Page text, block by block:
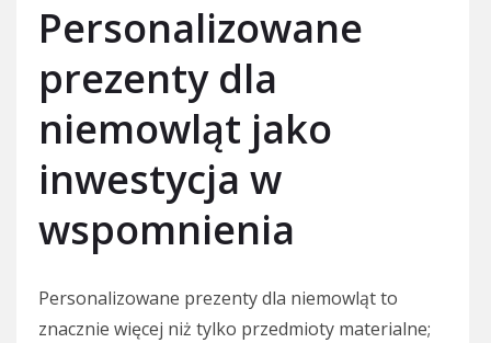
Personalizowane
prezenty dla
niemowląt jako
inwestycja w
wspomnienia
Personalizowane prezenty dla niemowląt to
znacznie więcej niż tylko przedmioty materialne;